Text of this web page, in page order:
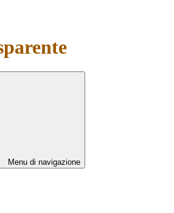
Menu di navigazione